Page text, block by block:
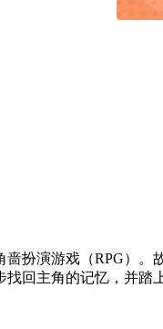
啬扮演游戏（RPG）
找回主角的记忆，并踏